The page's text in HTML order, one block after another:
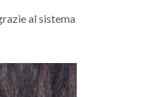
al sistema